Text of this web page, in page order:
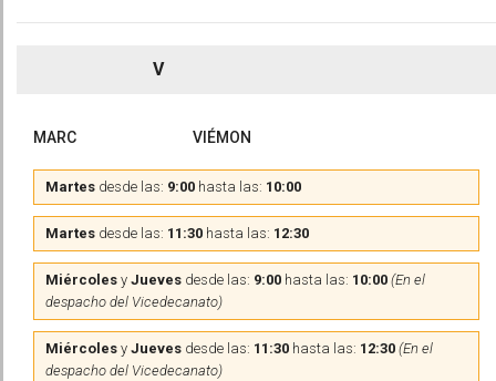
V
MARC VIÉMON
Martes desde las: 9:00 hasta las: 10:00
Martes desde las: 11:30 hasta las: 12:30
Miércoles y Jueves desde las: 9:00 hasta las: 10:00 (En el
despacho del Vicedecanato)
Miércoles y Jueves desde las: 11:30 hasta las: 12:30 (En el
despacho del Vicedecanato)